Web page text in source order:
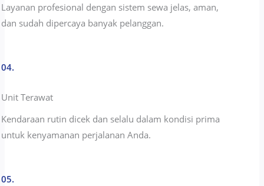
Layanan profesional dengan sistem sewa jelas, aman,
dan sudah dipercaya banyak pelanggan.
04.
Unit Terawat
Kendaraan rutin dicek dan selalu dalam kondisi prima
untuk kenyamanan perjalanan Anda.
05.